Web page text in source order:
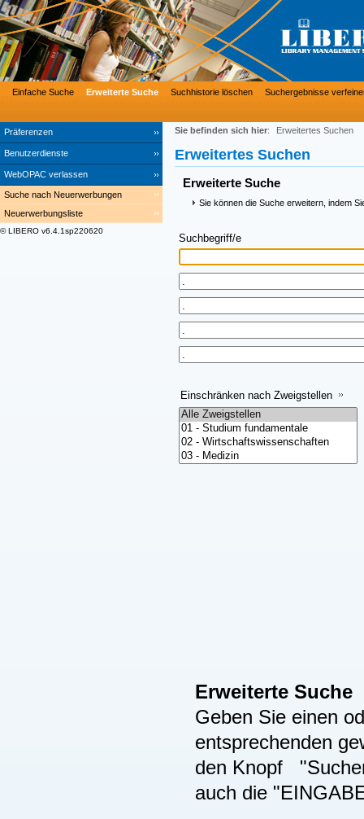
Präferenzen
Benutzerdienste
WebOPAC verlassen
Einfache Suche Erweiterte Suche Suchhistorie löschen Suchergebnisse
Suche nach Neuerwerbungen
Neuerwerbungsliste
© LIBERO v6.4.1sp220620
Sie befinden sich hier: Erweitertes Suchen
Erweitertes Suchen
Erweiterte Suche
Sie können die Suche erweitern, indem
Suchbegriff/e
Einschränken nach Zweigstellen
Erweiterte Suche
Geben Sie einen
entsprechenden
den Knopf
auch die